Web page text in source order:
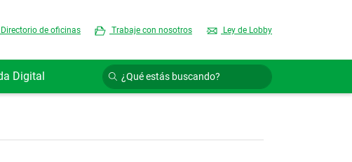
Directorio de oficinas Trabaje con nosotros Ley de Lobby
Digital